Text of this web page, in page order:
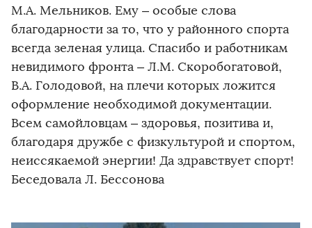
М.А. Мельников. Ему – особые слова
благодарности за то, что у районного спорта
всегда зеленая улица. Спасибо и работникам
невидимого фронта – Л.М. Скоробогатовой,
В.А. Голодовой, на плечи которых ложится
оформление необходимой документации.
Всем самойловцам – здоровья, позитива и,
благодаря дружбе с физкультурой и спортом,
неиссякаемой энергии! Да здравствует спорт!
Беседовала Л. Бессонова